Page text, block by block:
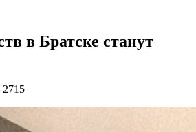
в Братске станут
2715